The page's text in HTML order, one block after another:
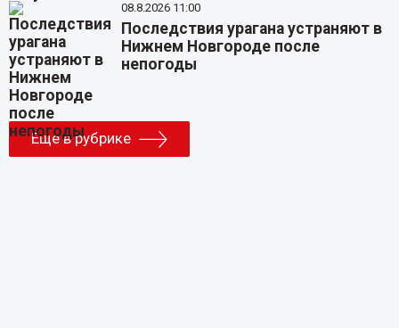
08.8.2026 11:00
Последствия урагана устраняют в
Нижнем Новгороде после
непогоды
Еще в рубрике